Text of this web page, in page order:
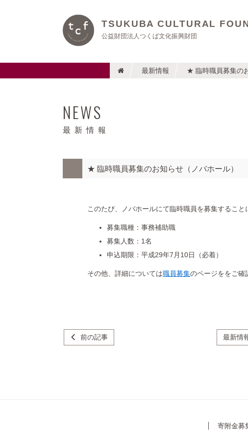
TSUKUBA CULTURAL
公益財団法人つくば文化振興財団
最新情報 ★ 臨時職員募集の
NEWS
最新情報
★ 臨時職員募集のお知らせ（ノバホール）
このたび、ノバホールにて臨時職員を募集すること
募集職種：事務補助職
募集人数：1名
申込期限：平成29年7月10日（必着）
その他、詳細については職員募集のページををご確
前の記事 最新情
寄附金募